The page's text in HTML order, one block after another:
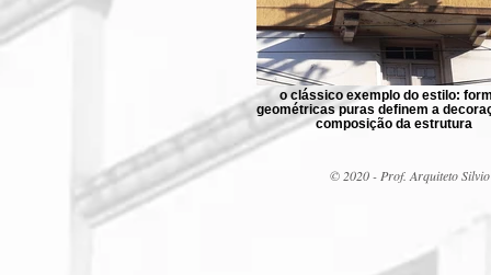
o clássico exemplo do estilo:
geométricas puras definem a
composição da estrutura
© 2020 - Prof. Arquiteto